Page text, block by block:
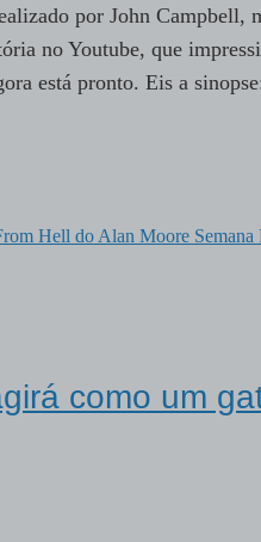
por John Campbell,
no Youtube, que
está pronto. Eis a
Hell do Alan Moore Semana
como um